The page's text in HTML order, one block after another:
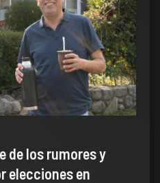
de los rumores y
elecciones en